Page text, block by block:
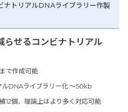
ナトリアルDNAライブラリー作製
らせるコンビナトリアル
で作成可能
ルDNAライブラリー化 ～50kb
12個、理論上はより多く対応可能